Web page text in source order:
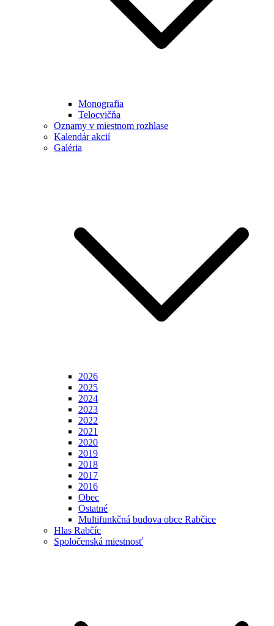
Monografia
Telocvičňa
Oznamy v miestnom rozhlase
Kalendár akcií
Galéria
2026
2025
2024
2023
2022
2021
2020
2019
2018
2017
2016
Obec
Ostatné
Multifunkčná budova obce Rabčice
Hlas Rabčíc
Spoločenská miestnosť